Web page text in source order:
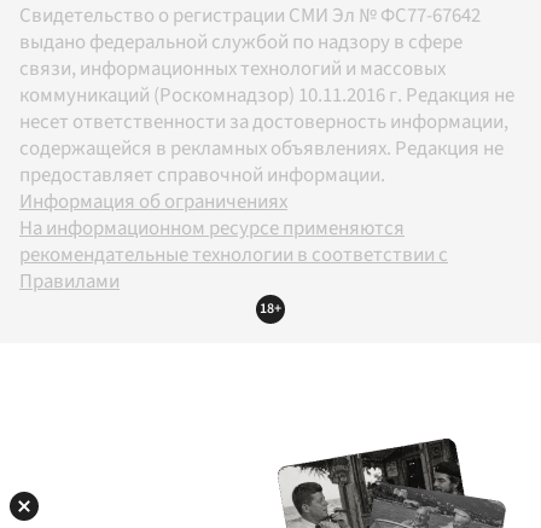
Свидетельство о регистрации СМИ Эл № ФС77-67642
выдано федеральной службой по надзору в сфере
связи, информационных технологий и массовых
коммуникаций (Роскомнадзор) 10.11.2016 г. Редакция не
несет ответственности за достоверность информации,
содержащейся в рекламных объявлениях. Редакция не
предоставляет справочной информации.
Информация об ограничениях
На информационном ресурсе применяются
рекомендательные технологии в соответствии с
Правилами
18+